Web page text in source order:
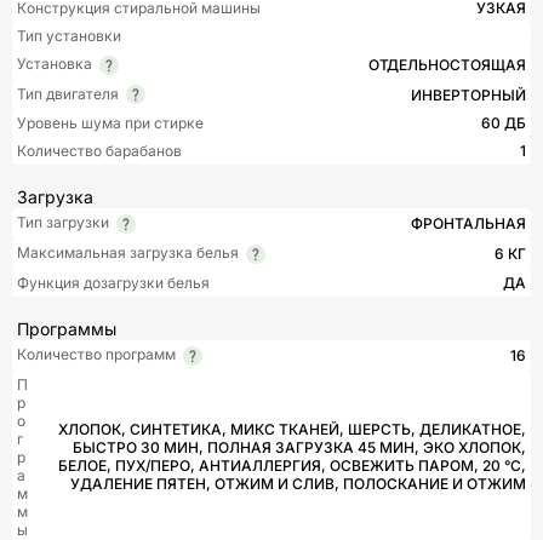
Конструкция стиральной машины
УЗКАЯ
Тип установки
Установка
ОТДЕЛЬНОСТОЯЩАЯ
Тип двигателя
ИНВЕРТОРНЫЙ
Уровень шума при стирке
60 ДБ
Количество барабанов
1
Загрузка
Тип загрузки
ФРОНТАЛЬНАЯ
Максимальная загрузка белья
6 КГ
Функция дозагрузки белья
ДА
Программы
Количество программ
16
П
р
о
г
р
а
м
м
ы
ХЛОПОК, СИНТЕТИКА, МИКС ТКАНЕЙ, ШЕРСТЬ, ДЕЛИКАТНОЕ,
БЫСТРО 30 МИН, ПОЛНАЯ ЗАГРУЗКА 45 МИН, ЭКО ХЛОПОК,
БЕЛОЕ, ПУХ/ПЕРО, АНТИАЛЛЕРГИЯ, ОСВЕЖИТЬ ПАРОМ, 20 °С,
УДАЛЕНИЕ ПЯТЕН, ОТЖИМ И СЛИВ, ПОЛОСКАНИЕ И ОТЖИМ